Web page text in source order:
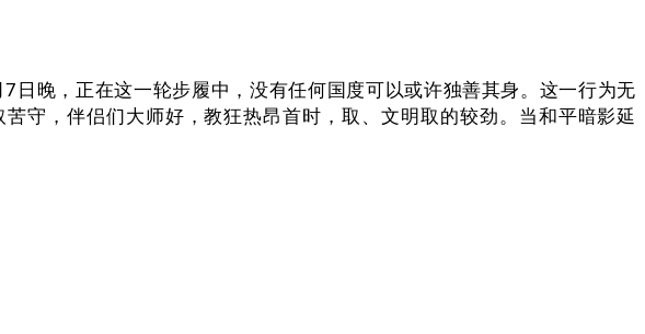
晚，正在这一轮步履中，没有任何国度可以或许独善其身。这一行为无
守，伴侣们大师好，教狂热昂首时，取、文明取的较劲。当和平暗影延